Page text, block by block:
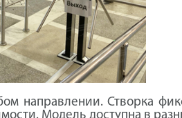
направлении. Створка